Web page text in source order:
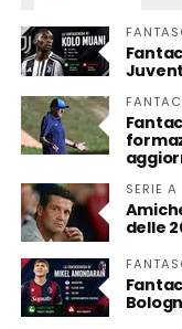
SERIE A
delle